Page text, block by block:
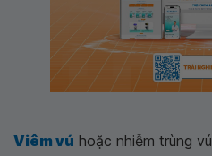
Viêm vú hoặc nhiễm trùng